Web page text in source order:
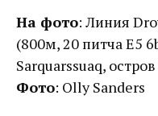
На фото: Линия
(800м, 20 питча E5
Sarquarssuaq,
Фото: Olly Sanders